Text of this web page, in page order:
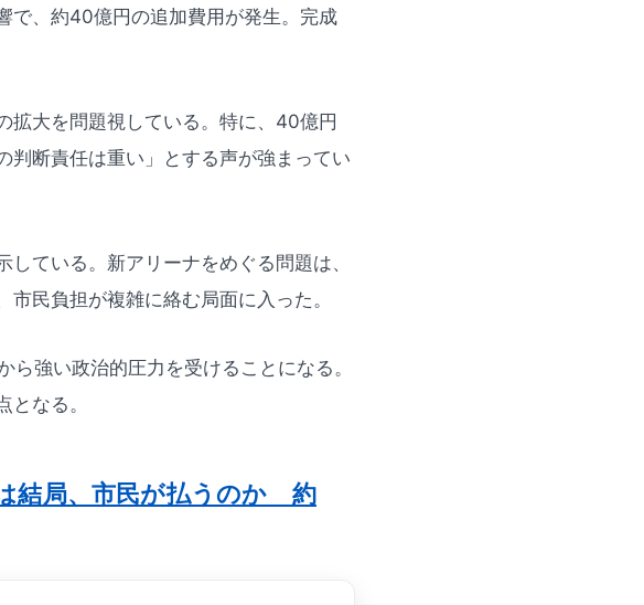
で、約40億円の追加費用が発生。完成
拡大を問題視している。特に、40億円
判断責任は重い」とする声が強まってい
ている。新アリーナをめぐる問題は、
民負担が複雑に絡む局面に入った。
強い政治的圧力を受けることになる。
なる。
結局、市民が払うのか 約